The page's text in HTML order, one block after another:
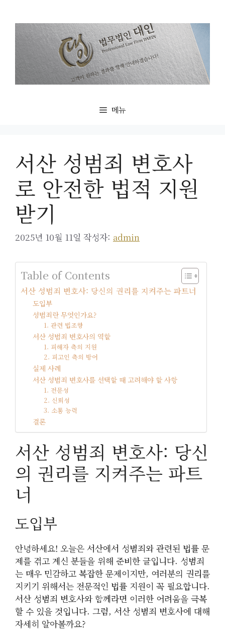
메뉴
서산 성범죄 변호사
로 안전한 법적 지원
받기
2025년 10월 11일 작성자: admin
Table of Contents
서산 성범죄 변호사: 당신의 권리를 지켜주는 파트너
도입부
성범죄란 무엇인가요?
1. 관련 법조항
서산 성범죄 변호사의 역할
1. 피해자 측의 지원
2. 피고인 측의 방어
실제 사례
서산 성범죄 변호사를 선택할 때 고려해야 할 사항
1. 전문성
2. 신뢰성
3. 소통 능력
결론
서산 성범죄 변호사: 당신
의 권리를 지켜주는 파트
너
도입부
안녕하세요! 오늘은 서산에서 성범죄와 관련된 법률 문
제를 겪고 계신 분들을 위해 준비한 글입니다. 성범죄
는 매우 민감하고 복잡한 문제이지만, 여러분의 권리를
지키기 위해서는 전문적인 법률 지원이 꼭 필요합니다.
서산 성범죄 변호사와 함께라면 이러한 어려움을 극복
할 수 있을 것입니다. 그럼, 서산 성범죄 변호사에 대해
자세히 알아볼까요?